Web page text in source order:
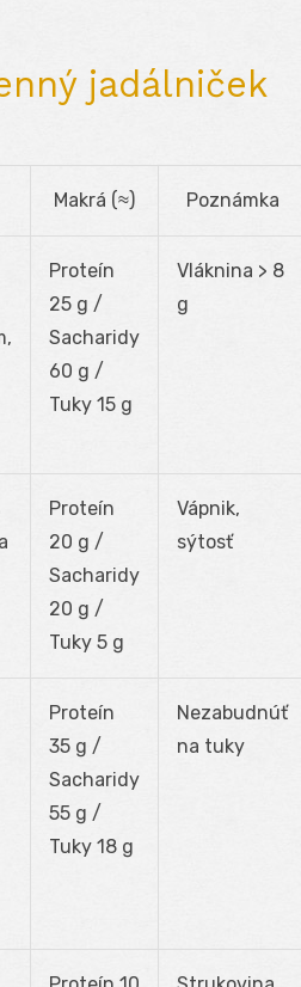
jadálniček
Makrá (≈) Poznámka
Proteín
25 g /
Sacharidy
60 g /
Tuky 15 g
Vláknina > 8
g
Proteín
20 g /
Sacharidy
20 g /
Tuky 5 g
Vápnik,
sýtosť
Proteín
35 g /
Sacharidy
55 g /
Tuky 18 g
Nezabudnúť
na tuky